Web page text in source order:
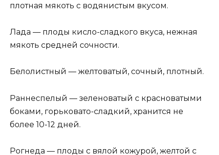
плотная мякоть с водянистым вкусом.
Лада — плоды кисло-сладкого вкуса, нежная
мякоть средней сочности.
Белолистный — желтоватый, сочный, плотный.
Раннеспелый — зеленоватый с красноватыми
боками, горьковато-сладкий, хранится не
более 10-12 дней.
Рогнеда — плоды с вялой кожурой, желтой с